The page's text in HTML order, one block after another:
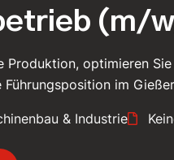
(m/
Produktion, optimieren
Führungsposition im
& Industrie